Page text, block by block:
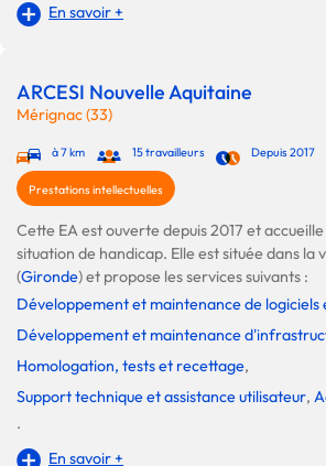
En savoir +
ARCESI Nouvelle Aquitaine
Mérignac (33)
à 7 km 15 travailleurs Depuis 2017
Prestations intellectuelles
Cette EA est ouverte depuis 2017 et
situation de handicap. Elle est située dans la
(Gironde) et propose les services suivants :
Développement et maintenance de logiciels
Développement et maintenance
Homologation, tests et recettage,
Support technique et assistance utilisateur,
.
En savoir +